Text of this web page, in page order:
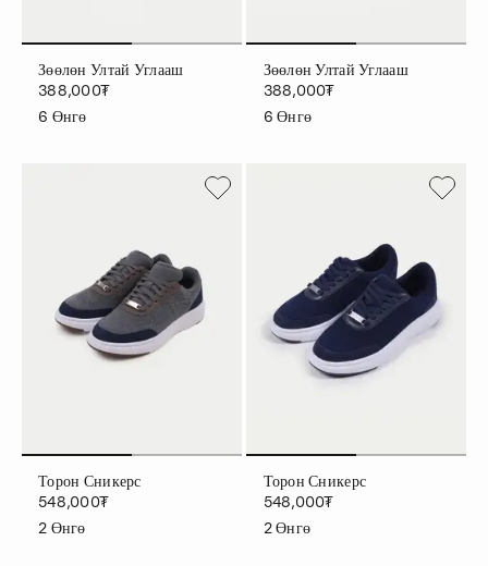
Зөөлөн Ултай Углааш
388,000₮
6 Өнгө
Зөөлөн Ултай Углааш
388,000₮
6 Өнгө
Торон Сникерс
548,000₮
2 Өнгө
Торон Сникерс
548,000₮
2Өнгө